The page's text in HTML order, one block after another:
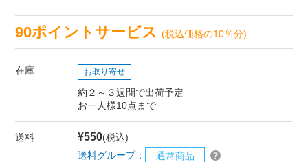
90ポイントサービス(税込価格の10％分)
在庫 お取り寄せ
約２～３週間で出荷予定
お一人様10点まで
送料 ¥550(税込)
送料グループ：
通常商品